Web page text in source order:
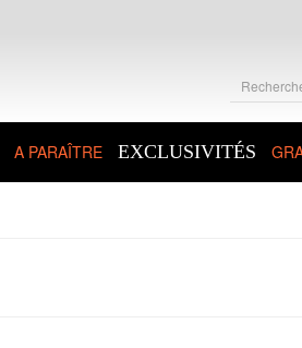
A PARAÎTRE EXCLUSIVITÉS